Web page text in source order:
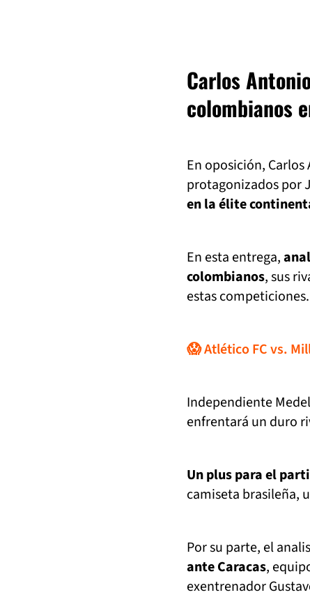
Carlos
colombianos
En oposición,
protagonizados por
en la élite
En esta entrega,
colombianos, sus
estas competiciones.
😱 Atlético FC vs.
Independiente
enfrentará un duro
Un plus para el
camiseta brasileña,
Por su parte, el
ante Caracas,
exentrenador